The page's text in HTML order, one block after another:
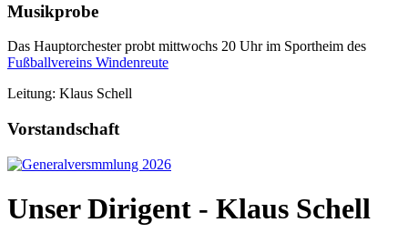
Musikprobe
Das Hauptorchester probt mittwochs 20 Uhr im Sportheim des
Fußballvereins Windenreute
Leitung: Klaus Schell
Vorstandschaft
Unser Dirigent - Klaus Schell